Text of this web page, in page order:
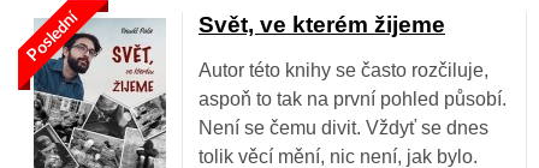
Poslední Svět, ve kterém žijeme
Autor této knihy se často rozčiluje,
aspoň to tak na první pohled působí.
Není se čemu divit. Vždyť se dnes
tolik věcí mění, nic není, jak bylo.